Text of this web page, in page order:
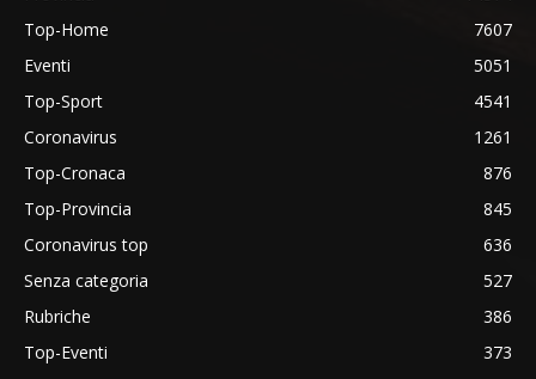
Top-Home
7607
Eventi
5051
Top-Sport
4541
Coronavirus
1261
Top-Cronaca
876
Top-Provincia
845
Coronavirus top
636
Senza categoria
527
Rubriche
386
Top-Eventi
373